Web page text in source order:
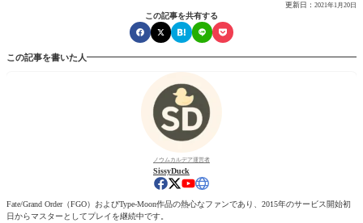
更新日： 2021年1月20日
この記事を共有する
この記事を書いた人
ノウムカルデア運営者
SissyDuck
Fate/Grand Order（FGO）およびType-Moon作品の熱心なファンであり、2015年のサービス開始初
日からマスターとしてプレイを継続中です。